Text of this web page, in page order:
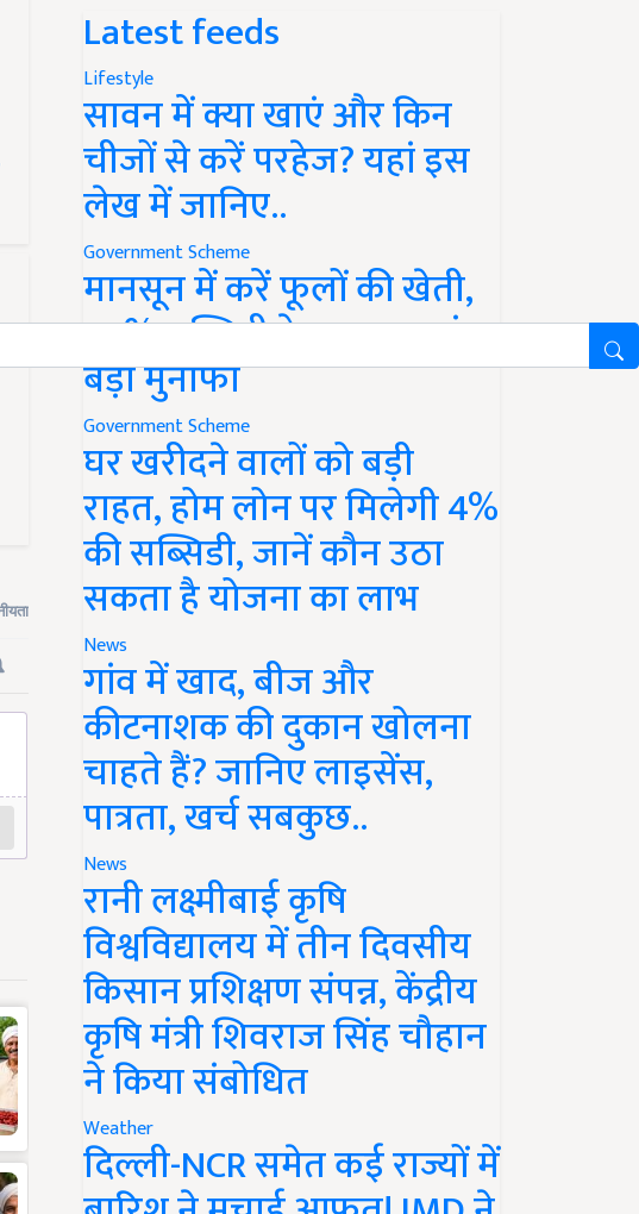
Latest feeds
Lifestyle
सावन में क्या खाएं और किन
चीजों से करें परहेज? यहां इस
लेख में जानिए..
Government Scheme
मानसून में करें फूलों की खेती,
50% सब्सिडी के साथ कमाएं
बड़ा मुनाफा
Government Scheme
घर खरीदने वालों को बड़ी
राहत, होम लोन पर मिलेगी 4%
की सब्सिडी, जानें कौन उठा
सकता है योजना का लाभ
News
गांव में खाद, बीज और
कीटनाशक की दुकान खोलना
चाहते हैं? जानिए लाइसेंस,
पात्रता, खर्च सबकुछ..
News
रानी लक्ष्मीबाई कृषि
विश्वविद्यालय में तीन दिवसीय
किसान प्रशिक्षण संपन्न, केंद्रीय
कृषि मंत्री शिवराज सिंह चौहान
ने किया संबोधित
Weather
दिल्ली-NCR समेत कई राज्यों में